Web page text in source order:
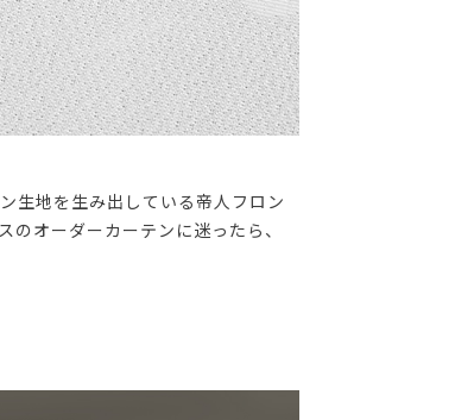
生地を生み出している帝人フロン
のオーダーカーテンに迷ったら、